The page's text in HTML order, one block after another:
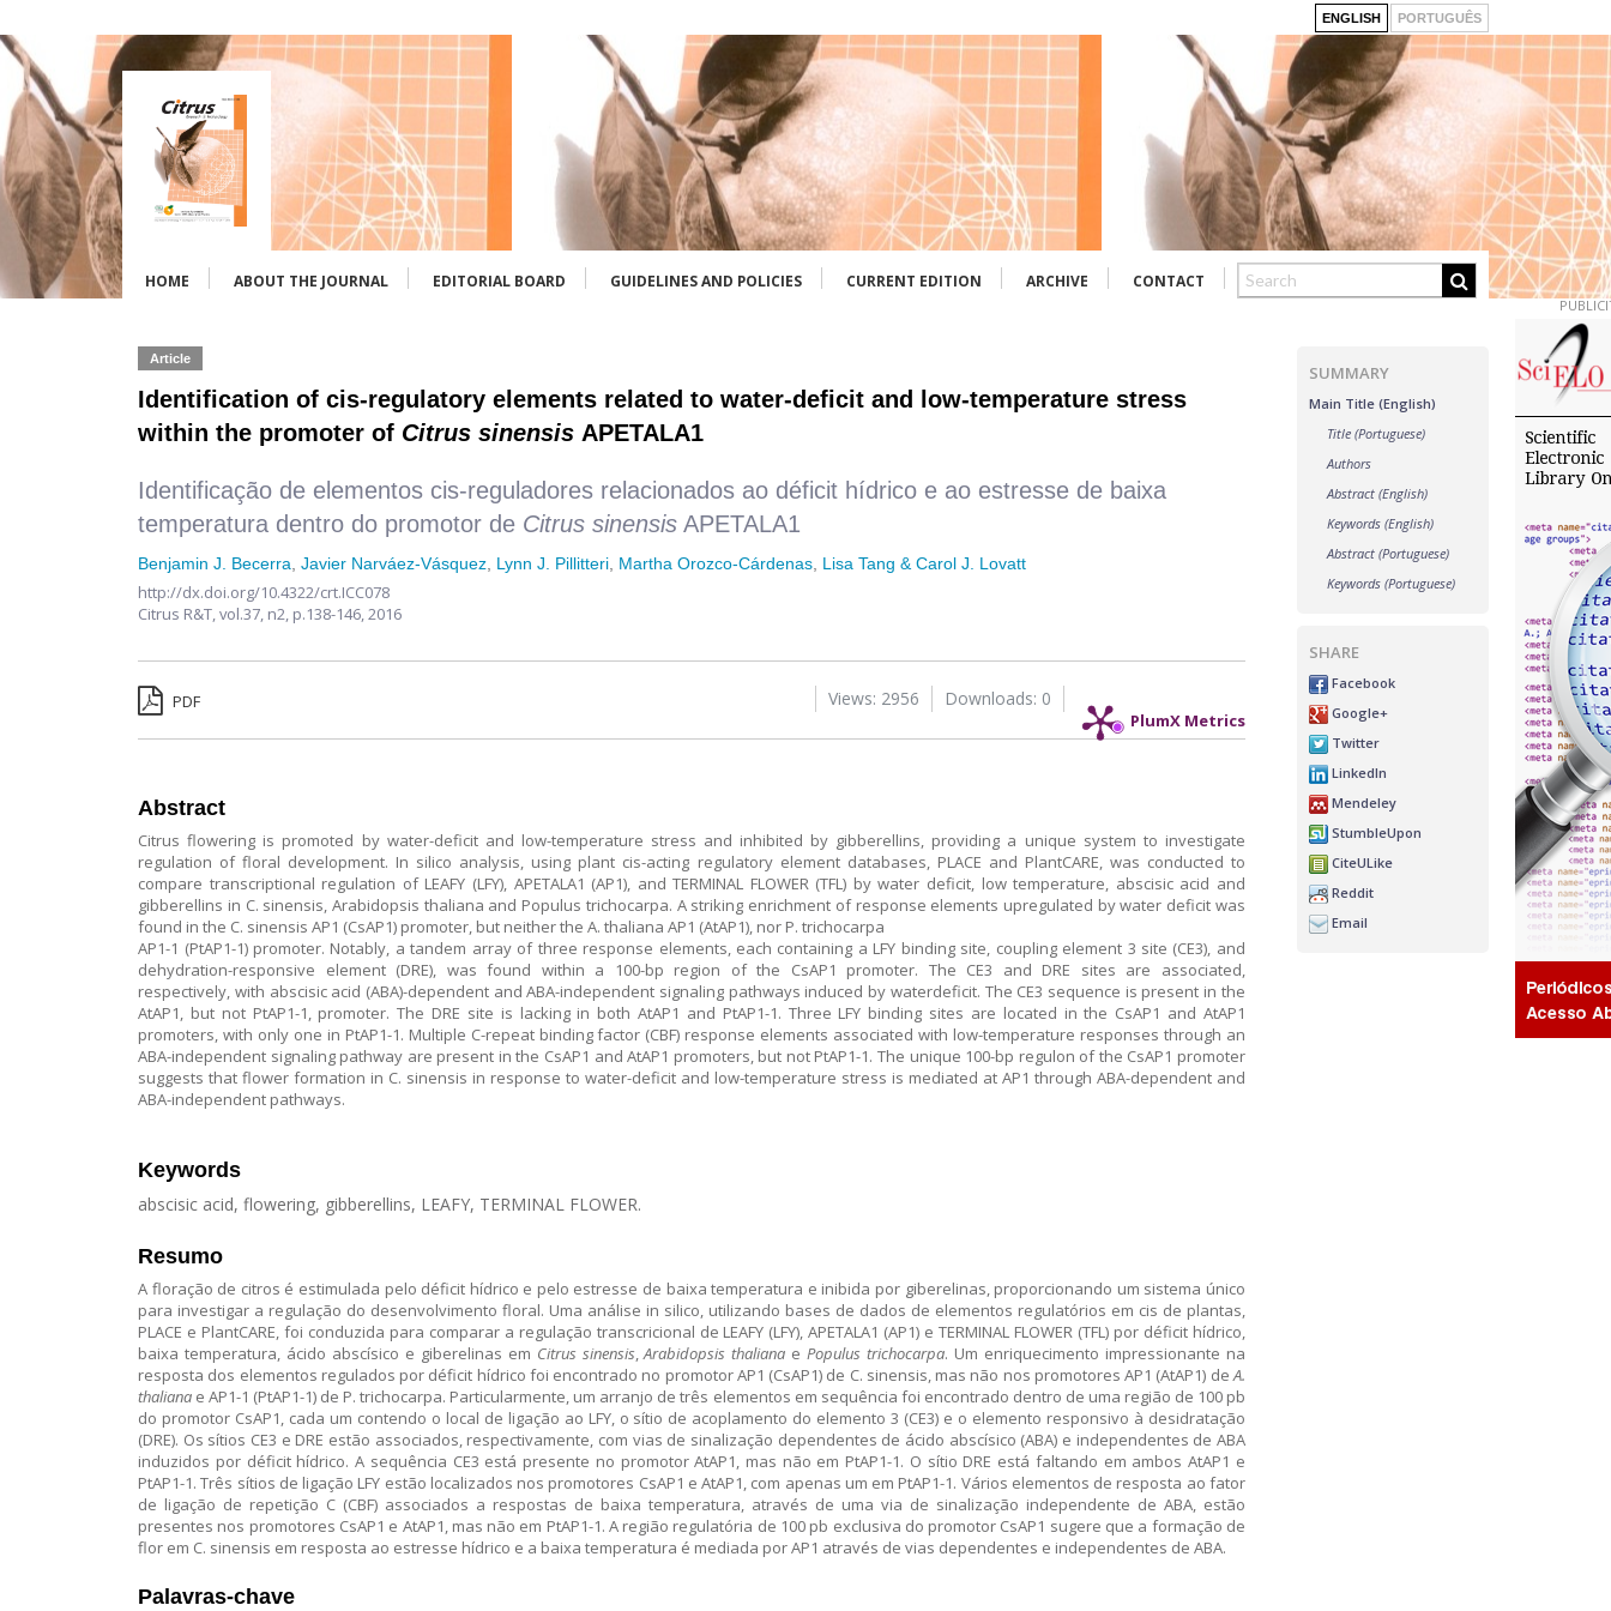
ENGLISH PORTUGUÊS
HOME ABOUT THE JOURNAL EDITORIAL BOARD GUIDELINES AND POLICIES CURRENT EDITION ARCHIVE CONTACT
Article
Identification of cis-regulatory elements related to water-deficit and low-temperature stress
within the promoter of Citrus sinensis APETALA1
Identificação de elementos cis-reguladores relacionados ao déficit hídrico e ao estresse de baixa
temperatura dentro do promotor de Citrus sinensis APETALA1
Benjamin J. Becerra ,Javier Narváez-Vásquez Lynn J. Pillitteri Martha Orozco-Cárdenas Lisa Tang & Carol J. Lovatt
http://dx.doi.org/10.4322/crt.ICC078
Citrus R&T,vol.37, n2, p.138-146, 2016
PDF
PlumX Metrics
Downloads: 0
Views: 2956
Abstract
Citrus flowering is promoted by water-deficit and low-temperature stress and inhibited by gibberellins, providing a unique system to investigate
regulation of floral development. In silico analysis, using plant cis-acting regulatory element databases, PLACE and PlantCARE, was conducted to
compare transcriptional regulation of LEAFY (LFY), APETALA1 (AP1), and TERMINAL FLOWER (TFL) by water deficit, low temperature, abscisic acid and
gibberellins in C. sinensis, Arabidopsis thaliana and Populus trichocarpa. A striking enrichment of response elements upregulated by water deficit was
found in the C. sinensis AP1 (CsAP1) promoter, but neither the A. thaliana AP1 (AtAP1), nor P. trichocarpa
AP1-1 (PtAP1-1) promoter. Notably, a tandem array of three response elements, each containing a LFY binding site, coupling element 3 site (CE3), and
dehydration-responsive element (DRE), was found within a 100-bp region of the CsAP1 promoter. The CE3 and DRE sites are associated,
respectively, with abscisic acid (ABA)-dependent and ABA-independent signaling pathways induced by waterdeficit. The CE3 sequence is present in the
AtAP1, but not PtAP1-1, promoter. The DRE site is lacking in both AtAP1 and PtAP1-1. Three LFY binding sites are located in the CsAP1 and AtAP1
promoters, with only one in PtAP1-1. Multiple C-repeat binding factor (CBF) response elements associated with low-temperature responses through an
ABA-independent signaling pathway are present in the CsAP1 and AtAP1 promoters, but not PtAP1-1. The unique 100-bp regulon of the CsAP1 promoter
suggests that flower formation in C. sinensis in response to water-deficit and low-temperature stress is mediated at AP1 through ABA-dependent and
ABA-independent pathways.
Keywords
abscisic acid, flowering, gibberellins, LEAFY, TERMINAL FLOWER.
Resumo
A floração de citros é estimulada pelo déficit hídrico e pelo estresse de baixa temperatura e inibida por giberelinas, proporcionando um sistema único
para investigar a regulação do desenvolvimento floral. Uma análise in silico, utilizando bases de dados de elementos regulatórios em cis de plantas,
PLACE e PlantCARE, foi conduzida para comparar a regulação transcricional de LEAFY (LFY), APETALA1 (AP1) e TERMINAL FLOWER (TFL) por déficit hídrico,
baixa temperatura, ácido abscísico e giberelinas em Citrus sinensis,Arabidopsis thaliana ePopulus trichocarpa. Um enriquecimento impressionante na
resposta dos elementos regulados por déficit hídrico foi encontrado no promotor AP1 (CsAP1) de C. sinensis, mas não nos promotores AP1 (AtAP1) deA.
thaliana e AP1-1 (PtAP1-1) de P. trichocarpa. Particularmente, um arranjo de três elementos em sequência foi encontrado dentro de uma região de 100 pb
do promotor CsAP1, cada um contendo o local de ligação ao LFY, o sítio de acoplamento do elemento 3 (CE3) e o elemento responsivo à desidratação
(DRE). Os sítios CE3 e DRE estão associados, respectivamente, com vias de sinalização dependentes de ácido abscísico (ABA) e independentes de ABA
induzidos por déficit hídrico. A sequência CE3 está presente no promotor AtAP1, mas não em PtAP1-1. O sítio DRE está faltando em ambos AtAP1 e
PtAP1-1. Três sítios de ligação LFY estão localizados nos promotores CsAP1 e AtAP1, com apenas um em PtAP1-1. Vários elementos de resposta ao fator
de ligação de repetição C (CBF) associados a respostas de baixa temperatura, através de uma via de sinalização independente de ABA, estão
presentes nos promotores CsAP1 e AtAP1, mas não em PtAP1-1. A região regulatória de 100 pb exclusiva do promotor CsAP1 sugere que a formação de
flor em C. sinensis em resposta ao estresse hídrico e a baixa temperatura é mediada por AP1 através de vias dependentes e independentes de ABA.
Palavras-chave
SUMMARY
Main Title (English)
Title (Portuguese)
Authors
Abstract (English)
Keywords (English)
Abstract (Portuguese)
Keywords (Portuguese)
SHARE
Facebook
Google+
Twitter
LinkedIn
Mendeley
StumbleUpon
CiteULike
Reddit
Email